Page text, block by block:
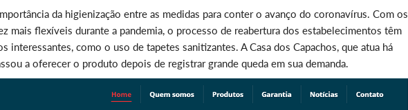
da higienização entre as medidas para conter o avanço do coronavírus. Com os
mais flexíveis durante a pandemia, o processo de reabertura dos estabelecimentos têm
interessantes, como o uso de tapetes sanitizantes. A Casa dos Capachos, que atua há
a oferecer o produto depois de registrar grande queda em sua demanda.